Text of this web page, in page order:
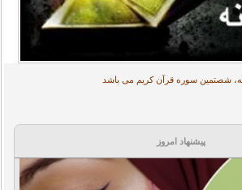
شصتمین سوره قرآن کریم می باشد
پیشنهاد امروز